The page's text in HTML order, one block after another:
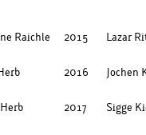
Raichle 2015 Lazar
2016 Jochen
2017 Sigge